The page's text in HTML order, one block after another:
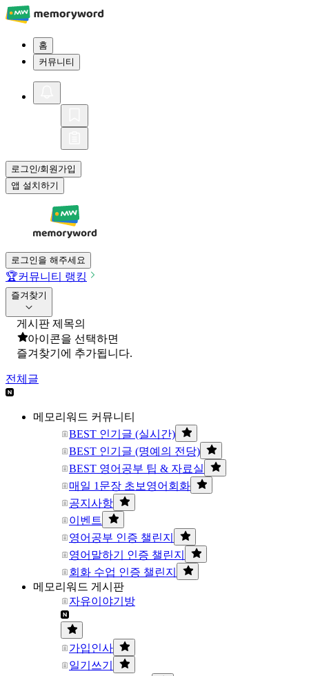
홈
커뮤니티
로그인/회원가입
앱 설치하기
로그인을 해주세요
🏆커뮤니티 랭킹
즐겨찾기
게시판 제목의
아이콘을 선택하면
즐겨찾기에 추가됩니다.
전체글
메모리워드 커뮤니티
BEST 인기글 (실시간)
BEST 인기글 (명예의 전당)
BEST 영어공부 팁 & 자료실
매일 1문장 초보영어회화
공지사항
이벤트
영어공부 인증 챌린지
영어말하기 인증 챌린지
회화 수업 인증 챌린지
메모리워드 게시판
자유이야기방
가입인사
일기쓰기